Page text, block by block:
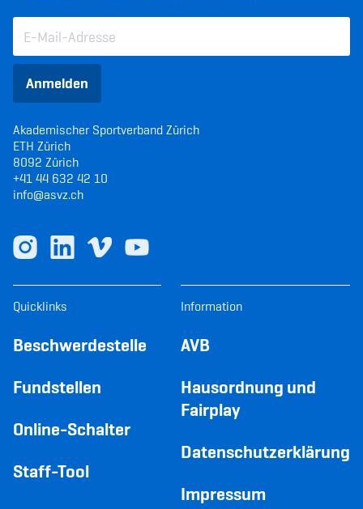
Anmelden
Akademischer Sportverband Zürich
ETH Zürich
8092 Zürich
+41 44 632 42 10
info@asvz.ch
Quicklinks
Beschwerdestelle
Fundstellen
Online-Schalter
Staff-Tool
Information
AVB
Hausordnung und
Fairplay
Datenschutzerklärung
Impressum